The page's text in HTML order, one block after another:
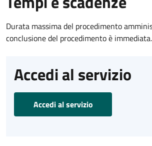
Durata massima del procedimento
conclusione del procedimento è immediata.
Accedi al servizio
Accedi al servizio